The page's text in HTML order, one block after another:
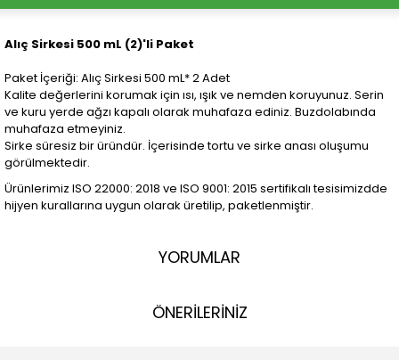
Alıç Sirkesi 500 mL (2)'li Paket
Paket İçeriği: Alıç Sirkesi 500 mL* 2 Adet
Kalite değerlerini korumak için ısı, ışık ve nemden koruyunuz. Serin
ve kuru yerde ağzı kapalı olarak muhafaza ediniz. Buzdolabında
muhafaza etmeyiniz.
Sirke süresiz bir üründür. İçerisinde tortu ve sirke anası oluşumu
görülmektedir.
Ürünlerimiz ISO 22000: 2018 ve ISO 9001: 2015 sertifikalı tesisimizdde
hijyen kurallarına uygun olarak üretilip, paketlenmiştir.
YORUMLAR
ÖNERİLERİNİZ